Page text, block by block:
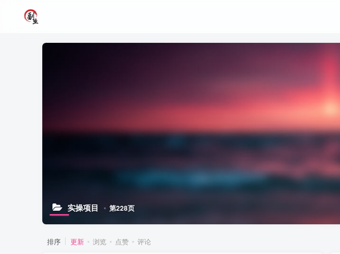
实操项目 第228页
排序 更新 浏览 点赞 评论